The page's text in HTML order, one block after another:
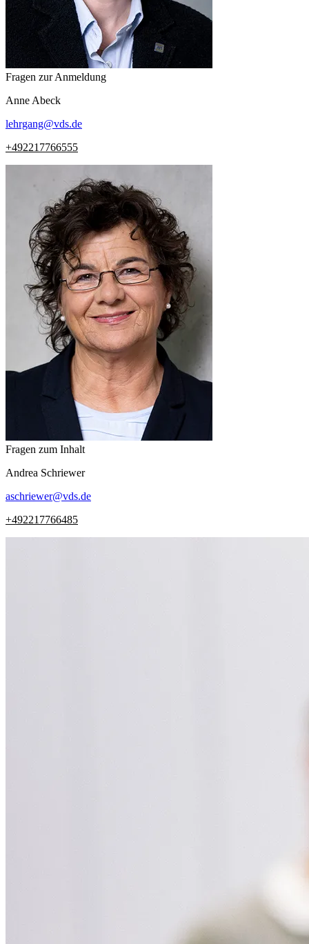
Fragen zur Anmeldung
Anne Abeck
lehrgang@vds.de
+492217766555
Fragen zum Inhalt
Andrea Schriewer
aschriewer@vds.de
+492217766485